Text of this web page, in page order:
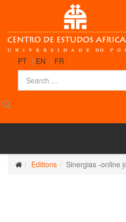
PT | EN | FR |
Editions Sinergias -online